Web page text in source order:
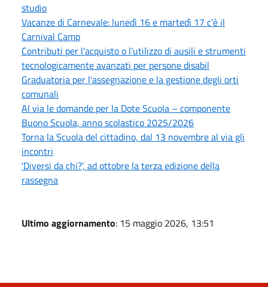
studio
Vacanze di Carnevale: lunedì 16 e martedì 17 c'è il
Carnival Camp
Contributi per l'acquisto o l'utilizzo di ausili e strumenti
tecnologicamente avanzati per persone disabil
Graduatoria per l'assegnazione e la gestione degli orti
comunali
Al via le domande per la Dote Scuola – componente
Buono Scuola, anno scolastico 2025/2026
Torna la Scuola del cittadino, dal 13 novembre al via gli
incontri
'Diversi da chi?', ad ottobre la terza edizione della
rassegna
Ultimo aggiornamento: 15 maggio 2026, 13:51